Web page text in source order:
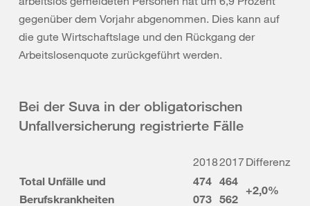
gegenüber dem Vorjahr abgenommen. Dies kann auf
die gute Wirtschaftslage und den Rückgang der
Arbeitslosenquote zurückgeführt werden.
Bei der Suva in der obligatorischen
Unfallversicherung registrierte Fälle
20182017 Differenz
Total Unfälle und
Berufskrankheiten
474
073
464
562
+2,0%